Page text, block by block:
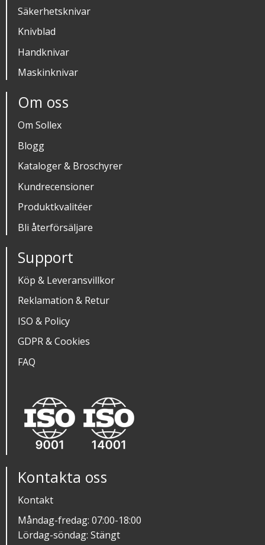
Säkerhetsknivar
Knivblad
Handknivar
Maskinknivar
Om oss
Om Sollex
Blogg
Kataloger & Broschyrer
Kundrecensioner
Produktkvalitéer
Bli återförsäljare
Support
Köp & Leveransvillkor
Reklamation & Retur
ISO & Policy
GDPR & Cookies
FAQ
Kontakta oss
Kontakt
Måndag-fredag: 07:00-18:00
Lördag-söndag: Stängt